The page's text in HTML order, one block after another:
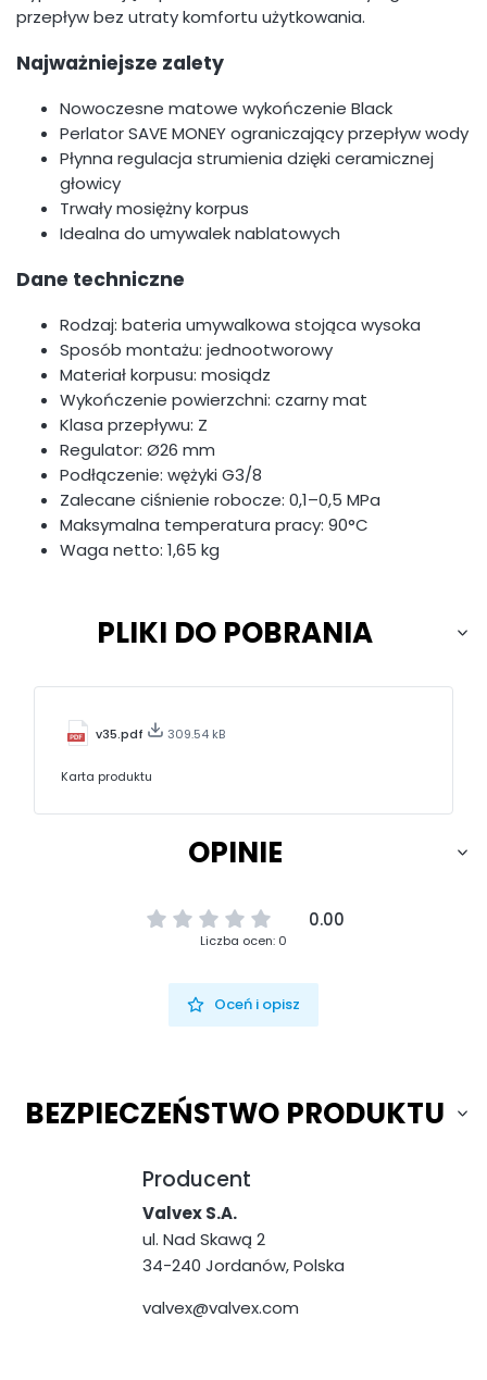
przepływ bez utraty komfortu użytkowania.
Najważniejsze zalety
Nowoczesne matowe wykończenie Black
Perlator SAVE MONEY ograniczający przepływ wody
Płynna regulacja strumienia dzięki ceramicznej
głowicy
Trwały mosiężny korpus
Idealna do umywalek nablatowych
Dane techniczne
Rodzaj: bateria umywalkowa stojąca wysoka
Sposób montażu: jednootworowy
Materiał korpusu: mosiądz
Wykończenie powierzchni: czarny mat
Klasa przepływu: Z
Regulator: Ø26 mm
Podłączenie: wężyki G3/8
Zalecane ciśnienie robocze: 0,1–0,5 MPa
Maksymalna temperatura pracy: 90°C
Waga netto: 1,65 kg
PLIKI DO POBRANIA
v35.pdf 309.54 kB
Karta produktu
OPINIE
0.00
Liczba ocen: 0
Oceń i opisz
BEZPIECZEŃSTWO PRODUKTU
Producent
Valvex S.A.
ul. Nad Skawą 2
34-240 Jordanów, Polska
valvex@valvex.com